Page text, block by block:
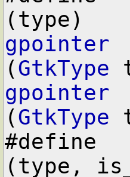
gpointer
(GtkType
gpointer
(GtkType